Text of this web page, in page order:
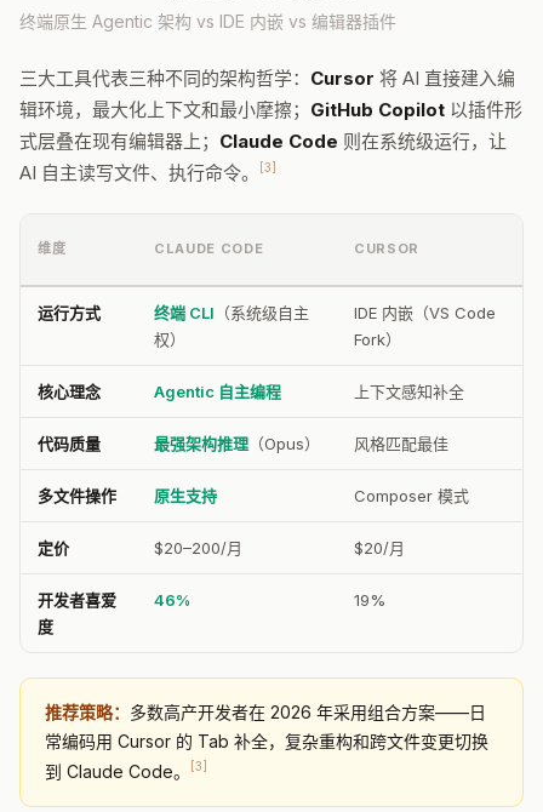
终端原生 Agentic 架构 vs IDE 内嵌 vs 编辑器插件
三大工具代表三种不同的架构哲学： Cursor 将 AI 直接建入编
辑环境，最大化上下文和最小摩擦； GitHub Copilot 以插件形
式层叠在现有编辑器上； Claude Code 则在系统级运行，让
AI 自主读写文件、执行命令。
[3]
维度 CLAUDE CODE CURSOR
运行方式 终端 CLI （系统级自主
权）
IDE 内嵌（VS Code
Fork）
核心理念 Agentic 自主编程 上下文感知补全
代码质量 最强架构推理 （Opus） 风格匹配最佳
多文件操作 原生支持 Composer 模式
定价 $20–200/月 $20/月
开发者喜爱
度
46% 19%
推荐策略： 多数高产开发者在 2026 年采用组合方案——日
常编码用 Cursor 的 Tab 补全，复杂重构和跨文件变更切换
到 Claude Code。
[3]